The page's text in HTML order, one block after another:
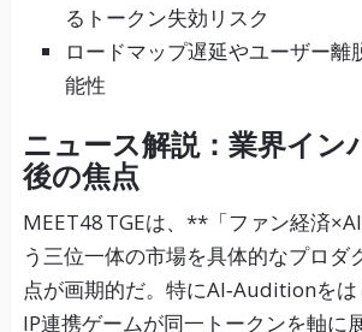
るトークン失効リスク
ロードマップ遅延やユーザー離
能性
ニュース解説：業界イン
後の焦点
MEET48 TGEは、**「ファン経済
う三位一体の市場を具体的なプロダ
点が画期的だ。特にAI‑Auditionを
IP連携ゲームが同一トークンを軸に